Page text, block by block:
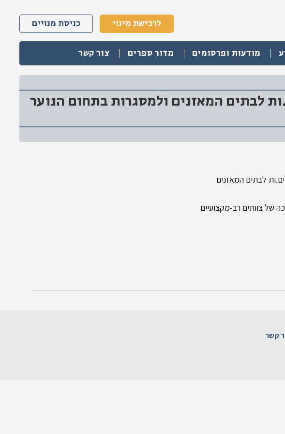
לרכישת מינוי כניסת מנויים
מודעות ופרסומים מדור ספרים
צור קשר
לבתים המאזנים ולמסגרות בתחום הנוער
לבתים המאזנים
של צוותים רב-מקצועיים
קשר